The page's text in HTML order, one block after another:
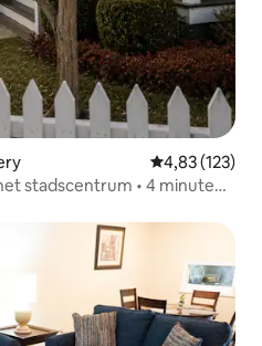
Gemiddelde
4,83 (123)
stadscentrum • 4 minuten